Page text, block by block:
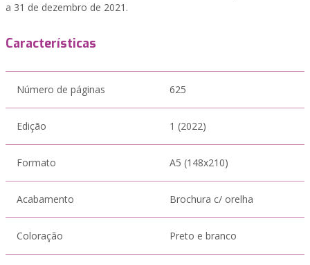
a 31 de dezembro de 2021.
Características
Número de páginas 625
Edição 1 (2022)
Formato A5 (148x210)
Acabamento Brochura c/ orelha
Coloração Preto e branco